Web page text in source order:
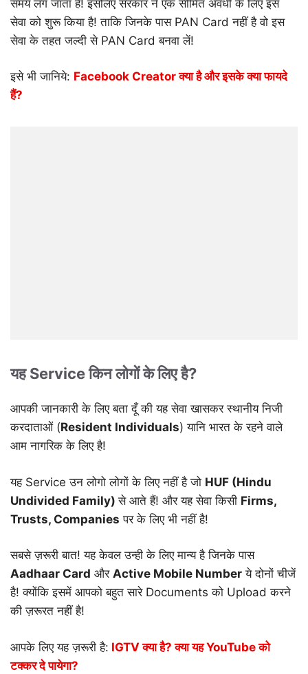
समय लग जाता है! इसलिए सरकार ने एक सीमित अवधी के लिए इस
सेवा को शुरू किया है! ताकि जिनके पास PAN Card नहीं है वो इस
सेवा के तहत जल्दी से PAN Card बनवा लें!
इसे भी जानिये: Facebook Creator क्या है और इसके क्या फायदे
हैं?
यह Service किन लोगों के लिए है?
आपकी जानकारी के लिए बता दूँ की यह सेवा खासकर स्थानीय निजी
करदाताओं (Resident Individuals) यानि भारत के रहने वाले
आम नागरिक के लिए है!
यह Service उन लोगो लोगों के लिए नहीं है जो HUF (Hindu
Undivided Family)से आते हैं! और यह सेवा किसी Firms,
Trusts, Companies पर के लिए भी नहीं है!
सबसे ज़रूरी बात! यह केवल उन्ही के लिए मान्य है जिनके पास
Aadhaar Card और Active Mobile Number ये दोनों चीजें
है! क्योंकि इसमें आपको बहुत सारे Documents को Upload करने
की ज़रूरत नहीं है!
आपके लिए यह ज़रूरी है: IGTV क्या है? क्या यह YouTube को
टक्कर दे पायेगा?